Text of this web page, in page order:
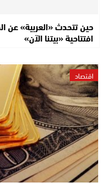
حين تتحدث «العربية»
افتتاحية «بيتنا الآن»
اقتصاد